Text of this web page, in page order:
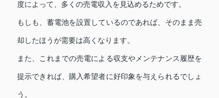
度によって、多くの売電収入を見込めるためです。
もしも、蓄電池を設置しているのであれば、そのまま売
却したほうが需要は高くなります。
また、これまでの売電による収支やメンテナンス履歴を
提示できれば、購入希望者に好印象を与えられるでしょ
う。